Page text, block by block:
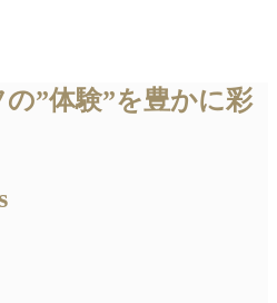
”体験”を豊かに彩